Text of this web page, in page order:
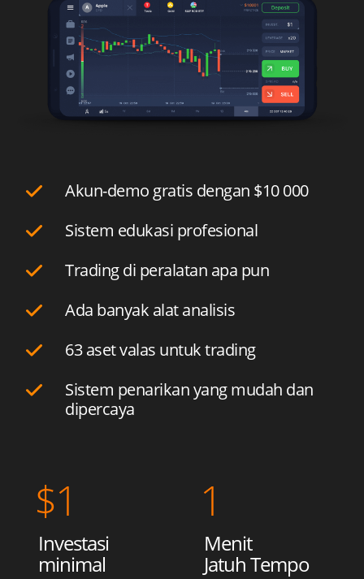
Akun-demo gratis dengan $10 000
Sistem edukasi profesional
Trading di peralatan apa pun
Ada banyak alat analisis
63 aset valas untuk trading
Sistem penarikan yang mudah dan
dipercaya
$1
Investasi
minimal
1
Menit
Jatuh Tempo